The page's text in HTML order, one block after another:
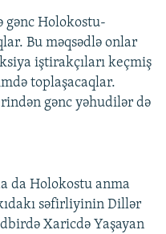
gənc Holokostu-
Bu məqsədlə onlar
iştirakçıları keçmiş
toplaşacaqlar.
gənc yəhudilər də
da Holokostu anma
səfirliyinin Dillər
Xaricdə Yaşayan